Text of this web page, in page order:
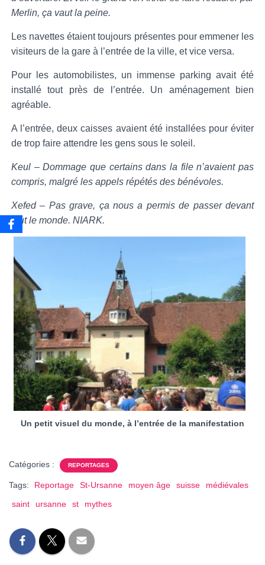
Merlin, ça vaut la peine.
Les navettes étaient toujours présentes pour emmener les
visiteurs de la gare à l’entrée de la ville, et vice versa.
Pour les automobilistes, un immense parking avait été
installé tout près de l’entrée. Un aménagement bien
agréable.
A l’entrée, deux caisses avaient été installées pour éviter
de trop faire attendre les gens sous le soleil.
Keul – Dommage que certains dans la file n’avaient pas
compris, malgré les appels répétés des bénévoles.
Xefed – Pas grave, ça nous a permis de passer devant
tout le monde. NIARK.
Un petit visuel du monde, à l’entrée de la manifestation
Catégories : REPORTAGES
Tags: Reportage St-Ursanne moyen âge suisse
médiévales
saint
ursanne st mythes